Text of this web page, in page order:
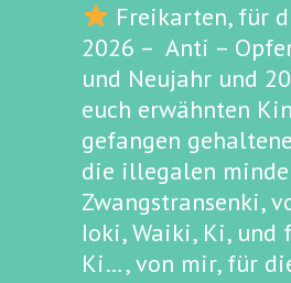
Freikarten, für
2026 – Anti –
und Neujahr und
euch erwähnten
gefangen
die illegalen
Zwangstransenki,
Ioki, Waiki, Ki, und
Ki…, von mir, für